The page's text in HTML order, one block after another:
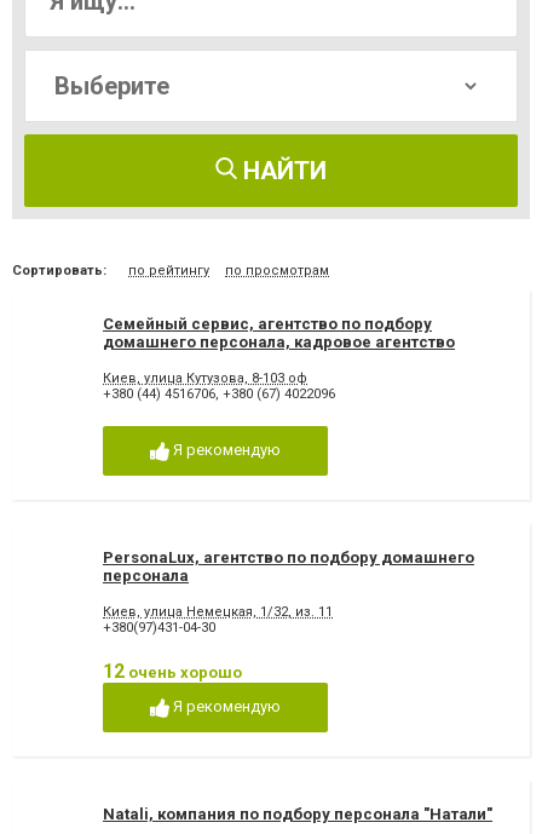
НАЙТИ
Сортировать: по рейтингу по просмотрам
Семейный сервис, агентство по подбору
домашнего персонала, кадровое агентство
Киев, улица Кутузова, 8-103 оф
+380 (44) 4516706, +380 (67) 4022096
Я рекомендую
PersonaLux, агентство по подбору домашнего
персонала
Киев, улица Немецкая, 1/32, из. 11
+380(97)431-04-30
12 очень хорошо
Я рекомендую
Natali, компания по подбору персонала "Натали"